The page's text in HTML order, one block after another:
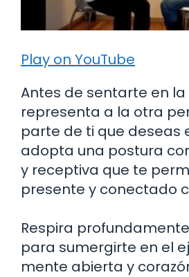
Play on YouTube
Antes de sentarte en
representa a la otra
parte de ti que deseas
adopta una postura
y receptiva que te
presente y conectado
Respira
para sumergirte en el
mente abierta y